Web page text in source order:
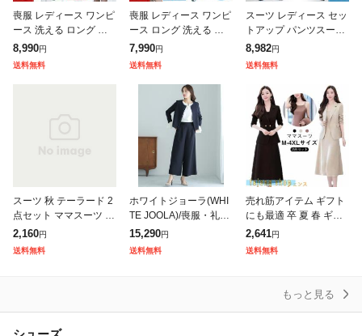
喪服 レディース ワンピ
ース 洗える ロング 膝
下 前開き 長袖 ブラッ
ク フォーマル 大きいサ
イズ 小さいサイズ 体型
8,990円
送料無料
喪服 レディース ワンピ
ース ロング 洗える ブ
ラックフォーマル 体型
カバー 礼服 夏用にも
膝下 ゆったり 葬式 通
夜 法事
7,990円
送料無料
スーツ レディース セッ
トアップ パンツスーツ
ビジネススーツ ロング
ストレッチ 洗える オフ
ィス ビジネス 通勤 仕
事 面接
8,982円
送料無料
スーツ 秋 テーラード 2
点セット ママスーツ パ
ンツ スーツ ジャケット
セットアップ 大きいサ
2,160円
送料無料
ホワイトジョーラ(WHI
TE JOOLA)/喪服・礼服
【洗えるフォーマル】
フリルノーカラージャ
15,290円
送料無料
売れ筋アイテム ギフト
にも最適 卒 夏 春 ギフ
ト セットアップ レディ
ース 大きサイズ OK ス
2,641円
送料無料
もっと見る